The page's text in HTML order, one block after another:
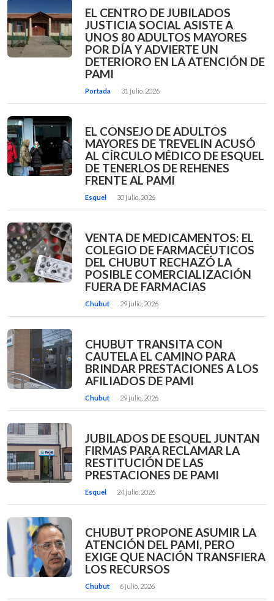
EL CENTRO DE JUBILADOS
JUSTICIA SOCIAL ASISTE A
UNOS 80 ADULTOS MAYORES
POR DÍA Y ADVIERTE UN
DETERIORO EN LA ATENCIÓN DE
PAMI
Portada 31 julio, 2026
EL CONSEJO DE ADULTOS
MAYORES DE TREVELIN ACUSÓ
AL CÍRCULO MÉDICO DE ESQUEL
DE TENERLOS DE REHENES
FRENTE AL PAMI
Esquel 30 julio, 2026
VENTA DE MEDICAMENTOS: EL
COLEGIO DE FARMACÉUTICOS
DEL CHUBUT RECHAZÓ LA
POSIBLE COMERCIALIZACIÓN
FUERA DE FARMACIAS
Chubut 29 julio, 2026
CHUBUT TRANSITA CON
CAUTELA EL CAMINO PARA
BRINDAR PRESTACIONES A LOS
AFILIADOS DE PAMI
Chubut 29 julio, 2026
JUBILADOS DE ESQUEL JUNTAN
FIRMAS PARA RECLAMAR LA
RESTITUCIÓN DE LAS
PRESTACIONES DE PAMI
Esquel 24 julio, 2026
CHUBUT PROPONE ASUMIR LA
ATENCIÓN DEL PAMI, PERO
EXIGE QUE NACIÓN TRANSFIERA
LOS RECURSOS
Chubut 6 julio, 2026